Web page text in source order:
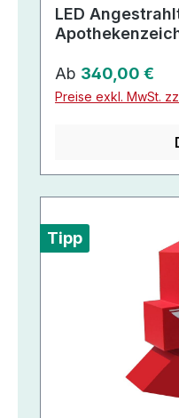
LED
Regulärer Preis:
Ab 340,00 €
Preise exkl. MwSt.
Tipp